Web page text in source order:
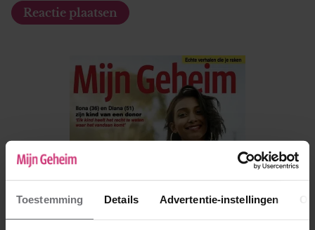
Toestemming Details Advertentie-instellingen